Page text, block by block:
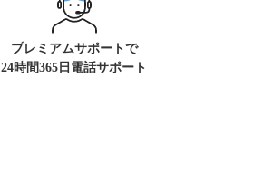
プレミアムサポートで
24時間365日電話サポート